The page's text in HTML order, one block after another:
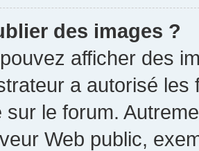
des images ?
afficher des
a autorisé
sur le forum.
Web public,